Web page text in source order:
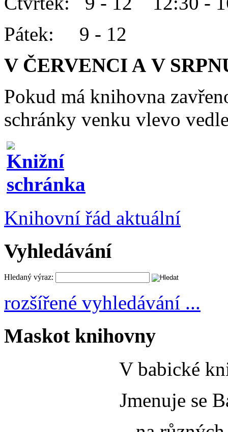
Pátek: 9 - 12
V ČERVENCI A V
Pokud má knihovna
schránky venku vlevo
Knihovní řád aktuální
Vyhledávání
Hledaný výraz:
rozšířené vyhledávání ...
Maskot knihovny
V babické
Jmenuje se